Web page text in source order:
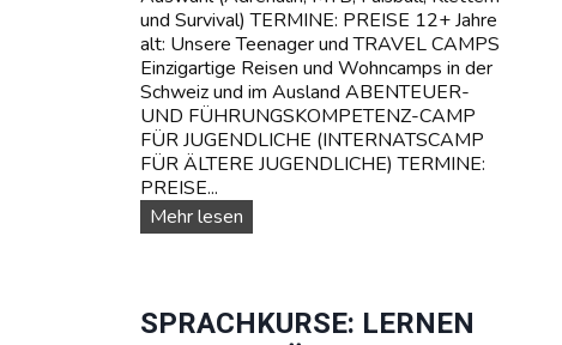
C
a
m
p
s
f
ü
T
e
a
g
und Survival) TERMINE: PREISE 12+ Jahre
alt: Unsere Teenager und TRAVEL CAMPS
Einzigartige Reisen und Wohncamps in der
Schweiz und im Ausland ABENTEUER-
UND FÜHRUNGSKOMPETENZ-CAMP
FÜR JUGENDLICHE (INTERNATSCAMP
FÜR ÄLTERE JUGENDLICHE) TERMINE:
PREISE...
Mehr lesenU
n
r
e
SPRACHKURSE: LERNEN